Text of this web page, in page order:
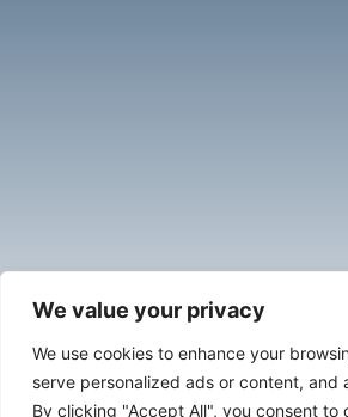
We value your privacy
We use cookies to enhance your
serve personalized ads or content, and
By clicking "Accept All", you consent to